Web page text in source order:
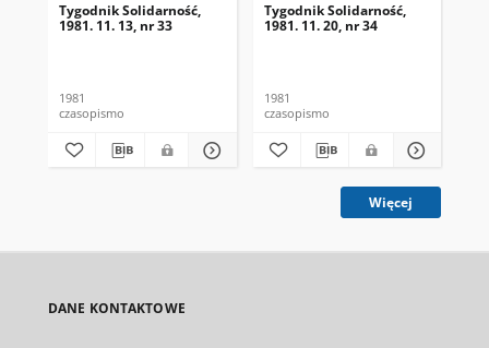
Tygodnik Solidarność,
1981. 11. 13, nr 33
1981
czasopismo
Tygodnik Solidarność,
1981. 11. 20, nr 34
1981
czasopismo
Więcej
DANE KONTAKTOWE